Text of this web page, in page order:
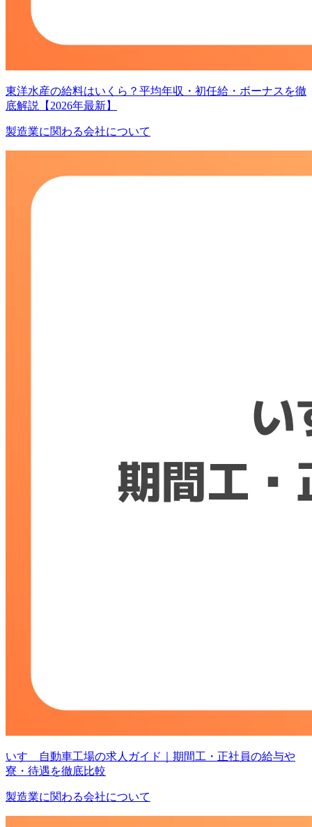
東洋水産の給料はいくら？平均年収・初任給・ボーナスを徹
底解説【2026年最新】
製造業に関わる会社について
いすゞ自動車工場の求人ガイド｜期間工・正社員の給与や
寮・待遇を徹底比較
製造業に関わる会社について